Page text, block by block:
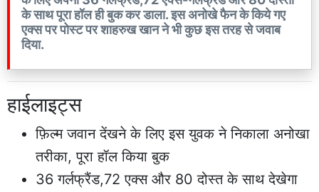
के साथ पूरा हॉल ही बुक कर डाला. इस अनोखे फैन के किये गए
एक्स पर पोस्ट पर शाहरुख खान ने भी कुछ इस तरह से जवाब
दिया.
हाईलाइट्स
फ़िल्म जवान देंखने के लिए इस युवक ने निकाला अनोखा
तरीका, पूरा हॉल किया बुक
36 गर्लफ्रैंड,72 एक्स और 80 दोस्त के साथ देखेगा